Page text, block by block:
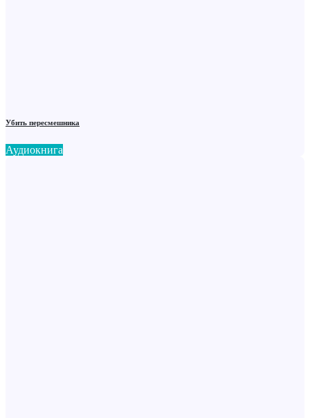
Убить пересмешника
Аудиокнига